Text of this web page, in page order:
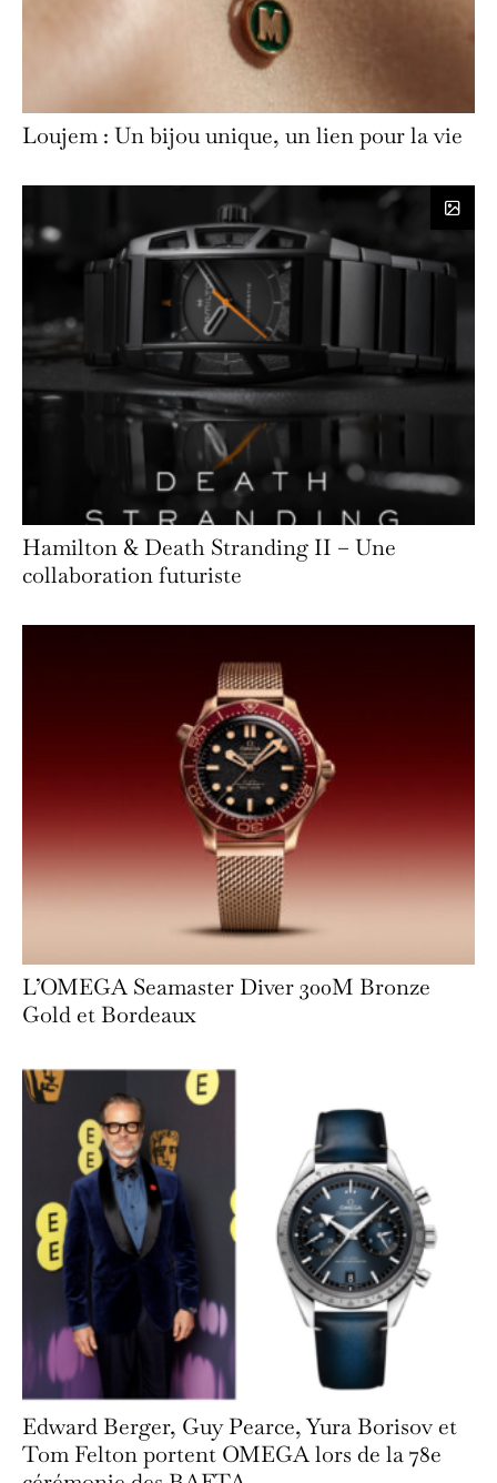
Loujem : Un bijou unique, un lien pour la vie
Hamilton & Death Stranding II – Une
collaboration futuriste
L’OMEGA Seamaster Diver 300M Bronze
Gold et Bordeaux
Edward Berger, Guy Pearce, Yura Borisov et
Tom Felton portent OMEGA lors de la 78e